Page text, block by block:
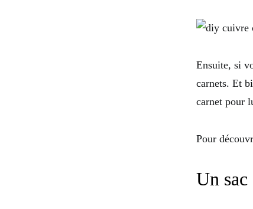
Ensuite, si
carnets. Et
carnet pour
Pour
Un